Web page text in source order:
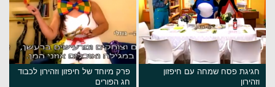
חגיגת פסח שמחה עם חיפזון
וזהירון
פרק מיוחד של חיפזון וזהירון לכבוד
חג הפורים